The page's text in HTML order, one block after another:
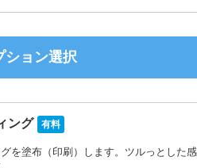
ション選択
ング 有料
を塗布（印刷）します。ツルっとした